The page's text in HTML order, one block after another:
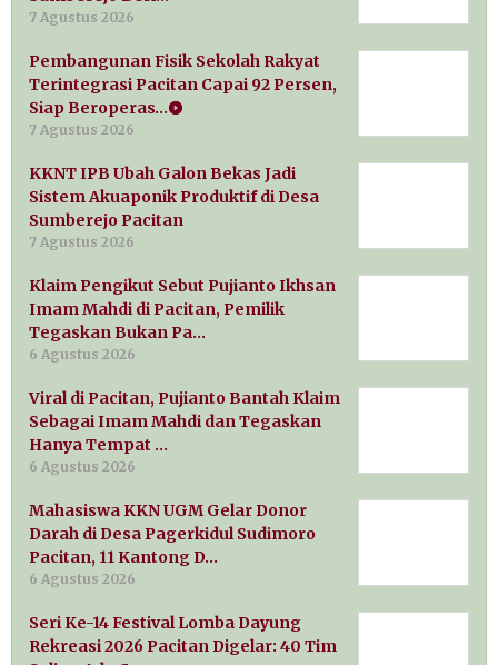
7 Agustus 2026
Pembangunan Fisik Sekolah Rakyat
Terintegrasi Pacitan Capai 92 Persen,
Siap Beroperas…
7 Agustus 2026
KKNT IPB Ubah Galon Bekas Jadi
Sistem Akuaponik Produktif di Desa
Sumberejo Pacitan
7 Agustus 2026
Klaim Pengikut Sebut Pujianto Ikhsan
Imam Mahdi di Pacitan, Pemilik
Tegaskan Bukan Pa…
6 Agustus 2026
Viral di Pacitan, Pujianto Bantah Klaim
Sebagai Imam Mahdi dan Tegaskan
Hanya Tempat …
6 Agustus 2026
Mahasiswa KKN UGM Gelar Donor
Darah di Desa Pagerkidul Sudimoro
Pacitan, 11 Kantong D…
6 Agustus 2026
Seri Ke-14 Festival Lomba Dayung
Rekreasi 2026 Pacitan Digelar: 40 Tim